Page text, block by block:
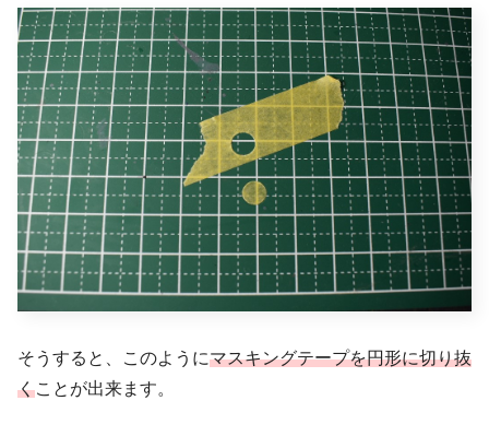
そうすると、このようにマスキングテープを円形に切り抜
くことが出来ます。